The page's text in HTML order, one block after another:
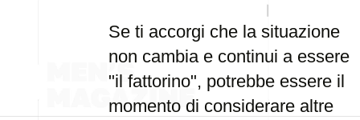
Se ti accorgi che la situazione
non cambia e continui a essere
"il fattorino", potrebbe essere il
momento di considerare altre